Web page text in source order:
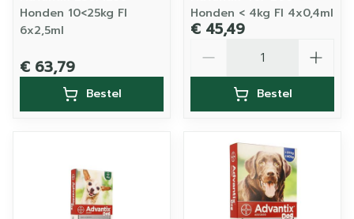
Honden 10<25kg Fl
6x2,5ml
€ 63,79
Bestel
Honden < 4kg Fl 4x0,4ml
€ 45,49
Bestel